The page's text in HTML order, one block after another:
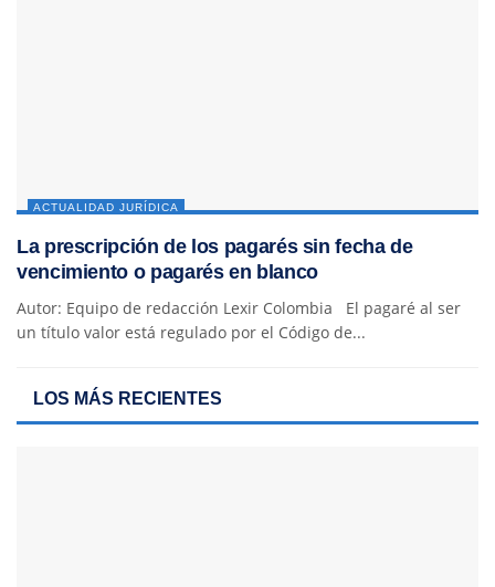
ACTUALIDAD JURÍDICA
La prescripción de los pagarés sin fecha de
vencimiento o pagarés en blanco
Autor: Equipo de redacción Lexir Colombia El pagaré al ser
un título valor está regulado por el Código de...
LOS MÁS RECIENTES